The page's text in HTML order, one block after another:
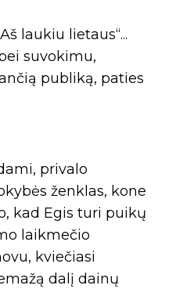
laukiu lietaus“...
suvokimu,
publiką, paties
privalo
ženklas, kone
kad Egis turi puikų
laikmečio
kviečiasi
dalį dainų